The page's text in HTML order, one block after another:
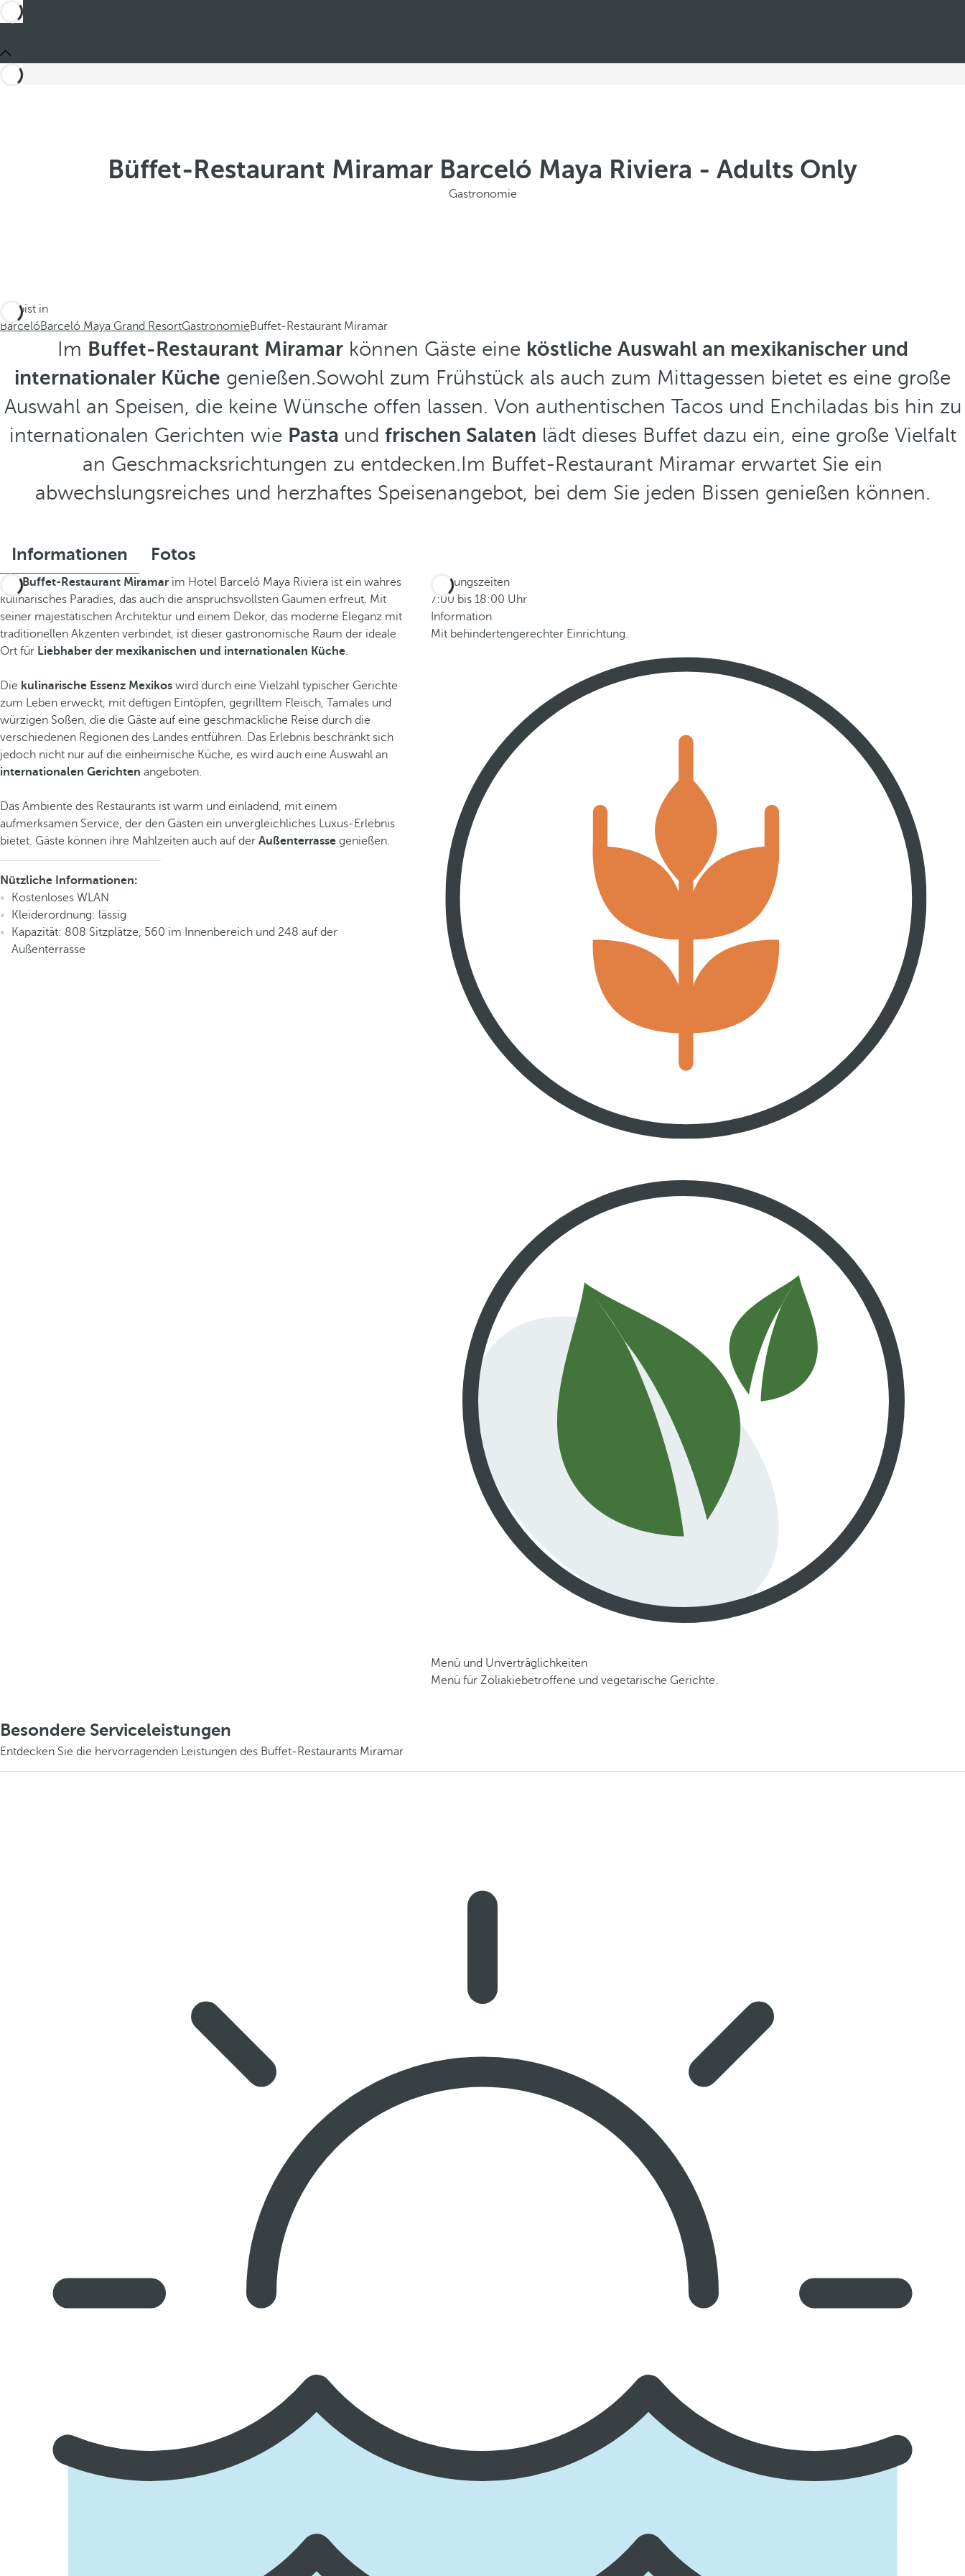
Büffet-Restaurant Miramar Barceló Maya Riviera - Adults Only
Gastronomie
Du bist in
BarcelóBarceló Maya Grand ResortGastronomieBuffet-Restaurant Miramar
Im Buffet-Restaurant Miramarkönnen Gäste eine köstliche Auswahl an mexikanischer und
internationaler Küche genießen.Sowohl zum Frühstück als auch zum Mittagessen bietet es eine große
Auswahl an Speisen, die keine Wünsche offen lassen. Von authentischen Tacos und Enchiladas bis hin zu
internationalen Gerichten wie Pasta und frischen Salaten lädt dieses Buffet dazu ein, eine große Vielfalt
an Geschmacksrichtungen zu entdecken.Im Buffet-Restaurant Miramar erwartet Sie ein
abwechslungsreiches und herzhaftes Speisenangebot, bei dem Sie jeden Bissen genießen können.
Informationen Fotos
DasBuffet-Restaurant Miramar im Hotel Barceló Maya Riviera ist ein wahres
kulinarisches Paradies, das auch die anspruchsvollsten Gaumen erfreut. Mit
seiner majestätischen Architektur und einem Dekor, das moderne Eleganz mit
traditionellen Akzenten verbindet, ist dieser gastronomische Raum der ideale
Ort für Liebhaber der mexikanischen und internationalen Küche.
Die kulinarische Essenz Mexikos wird durch eine Vielzahl typischer Gerichte
zum Leben erweckt, mit deftigen Eintöpfen, gegrilltem Fleisch, Tamales und
würzigen Soßen, die die Gäste auf eine geschmackliche Reise durch die
verschiedenen Regionen des Landes entführen. Das Erlebnis beschränkt sich
jedoch nicht nur auf die einheimische Küche, es wird auch eine Auswahl an
internationalen Gerichten angeboten.
Das Ambiente des Restaurants ist warm und einladend, mit einem
aufmerksamen Service, der den Gästen ein unvergleichliches Luxus-Erlebnis
bietet. Gäste können ihre Mahlzeiten auch auf der Außenterrasse genießen.
Nützliche Informationen:
Kostenloses WLAN
Kleiderordnung: lässig
Kapazität: 808 Sitzplätze, 560 im Innenbereich und 248 auf der
Außenterrasse
Öffnungszeiten
7:00 bis 18:00 Uhr
Information
Mit behindertengerechter Einrichtung.
Menü und Unverträglichkeiten
Menü für Zöliakiebetroffene und vegetarische Gerichte.
Besondere Serviceleistungen
Entdecken Sie die hervorragenden Leistungen des Buffet-Restaurants Miramar